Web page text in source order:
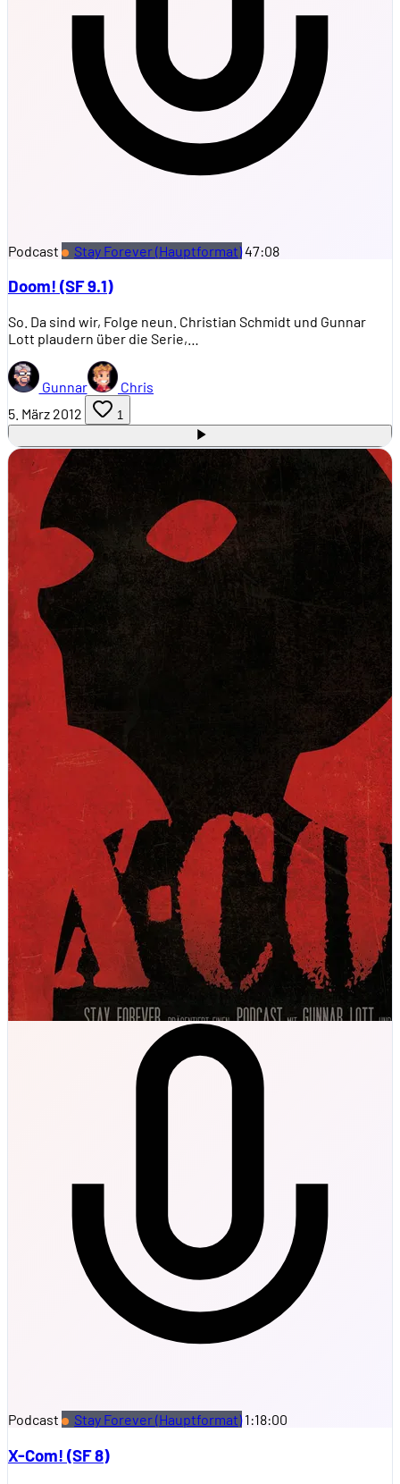
Podcast Stay Forever (Hauptformat)47:08
Doom! (SF 9.1)
So. Da sind wir, Folge neun. Christian Schmidt und Gunnar
Lott plaudern über die Serie,…
Gunnar
Chris
5. März 2012
1
Podcast Stay Forever (Hauptformat) 1:18:00
X-Com! (SF 8)